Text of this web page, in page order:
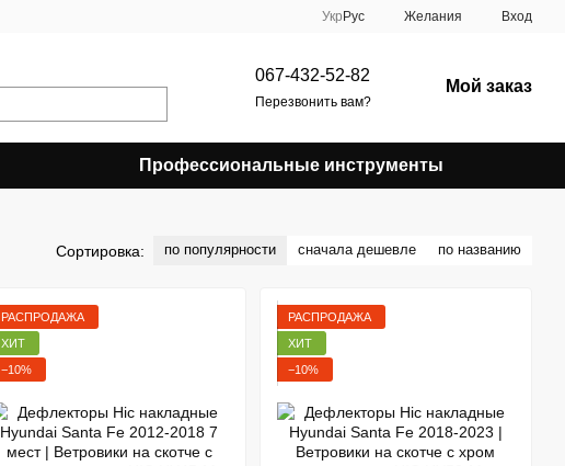
Укр Рус Желания Вход
067-432-52-82
Перезвонить вам?
Мой заказ
Профессиональные инструменты
Сортировка: по популярности сначала дешевле по названию
РАСПРОДАЖА
ХИТ
−10%
РАСПРОДАЖА
ХИТ
−10%